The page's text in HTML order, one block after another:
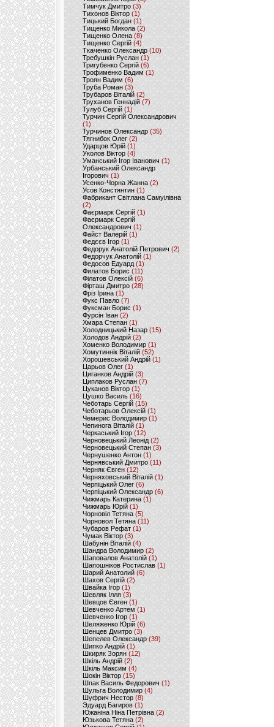
Тимчук Дмитро (3)
Тихонов Віктор (1)
Тицький Богдан (1)
Тищенко Микола (2)
Тищенко Олена (8)
Тищенко Сергій (4)
Ткаченко Олександр (10)
Требушкін Руслан (1)
Тригубенко Сергій(6)
Трофименко Вадим (1)
Троян Вадим (6)
Труба Роман(3)
Трубаров Віталій (2)
Труханов Геннадій (7)
Тулуб Сергій(1)
Турчин Сергій Олександрович
(1)
Турчинов Олександр(35)
Тягнибок Олег (2)
Ударцов Юрій (1)
Уколов Віктор(4)
Уманський Ігор Іванович(1)
Урбанський Олександр
Ігорович (1)
Усенко-Чорна Жанна (2)
Усов Констянтин(1)
Фабрикант Світлана Самуілівна
(2)
Фаєрмарк Сергій(1)
Фаєрмарк Сергій
Олександрович (1)
Файст Валерій(1)
Федєєв Ігор (1)
Федорук Анатолій Петрович (2)
Федорчук Анатолій (1)
Федосов Едуард (1)
Филатов Борис (11)
Філатов Олексій (6)
Фірташ Дмитро (28)
Фріз Ірина (1)
Фукс Павло (7)
Фуксман Борис (1)
Фурсін Іван (2)
Хмара Степан(1)
Холодницький Назар(15)
Холодов Андрій (2)
Хоменко Володимир (1)
Хомутиннік Віталій (52)
Хорошевський Андрій (1)
Царьов Олег (1)
Циганков Андрій (3)
Циплаков Руслан(7)
Цуканов Віктор (1)
Цушко Василь (16)
Чеботарь Сергій (15)
Чеботарьов Олексій (1)
Чемерис Володимир (1)
Чепинога Віталій (1)
Черкаський Ігор (12)
Черновецький Леонід(2)
Черновецький Степан (3)
Чернушенко Антон (1)
Чернявський Дмитро(11)
Черняк Євген(12)
Черняховський Віталій (1)
Черпіцький Олег (6)
Черпіцький Олександр (6)
Чижмарь Катерина (1)
Чижмарь Юрій (1)
Чорновіл Тетяна (5)
Чорновол Тетяна (11)
Чубаров Рефат (1)
Чумак Віктор(3)
Шабунін Віталій (4)
Шандра Володимир (2)
Шаповалов Анатолій(1)
Шапошніков Ростислав(1)
Шарий Анатолий(6)
Шахов Сергій(2)
Швайка Ігор (1)
Шевляк Ілля (3)
Шевцов Євген (1)
Шевченко Артем(1)
Шевченко Ігор(1)
Шеляженко Юрій (6)
Шенцев Дмитро (3)
Шепелев Олександр (39)
Шипко Андрій(1)
Шкиряк Зорян(12)
Шкіль Андрій(2)
Шкіль Максим (4)
Шокін Віктор (15)
Шпак Василь Федорович (1)
Шульга Володимир (4)
Шуфрич Нестор(8)
Эдуард Багиров (1)
Южаніна Ніна Петрівна (2)
Юзькова Тетяна(2)